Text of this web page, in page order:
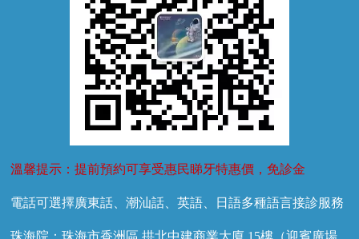
溫馨提示：提前預約可享受惠民睇牙特惠價，免診金
電話可選擇廣東話、潮汕話、英語、日語多種語言接診服務